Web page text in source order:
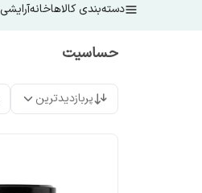
دسته‌بندی کالاهاخانهآرایشی
حساسیت
پربازدیدترین